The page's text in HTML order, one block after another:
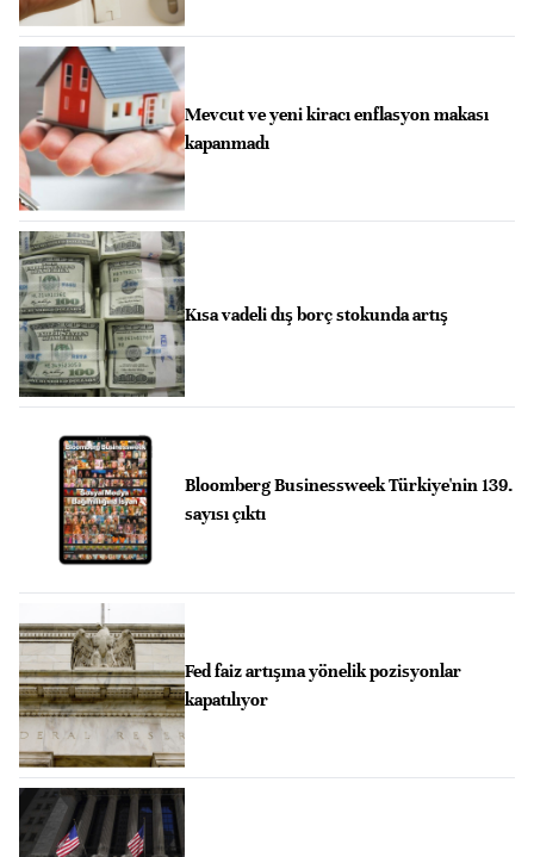
Mevcut ve yeni kiracı enflasyon makası
kapanmadı
Kısa vadeli dış borç stokunda artış
Bloomberg Businessweek Türkiye'nin 139.
sayısı çıktı
Fed faiz artışına yönelik pozisyonlar
kapatılıyor